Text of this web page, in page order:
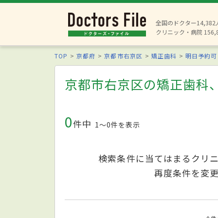
全国のドクター14,382
クリニック・病院
TOP 京都府 京都市右京区 矯正歯科 明日予約可
京都市右京区の矯正歯科
0件中 1〜0件を表示
検索条件に当てはまるクリ
再度条件を変